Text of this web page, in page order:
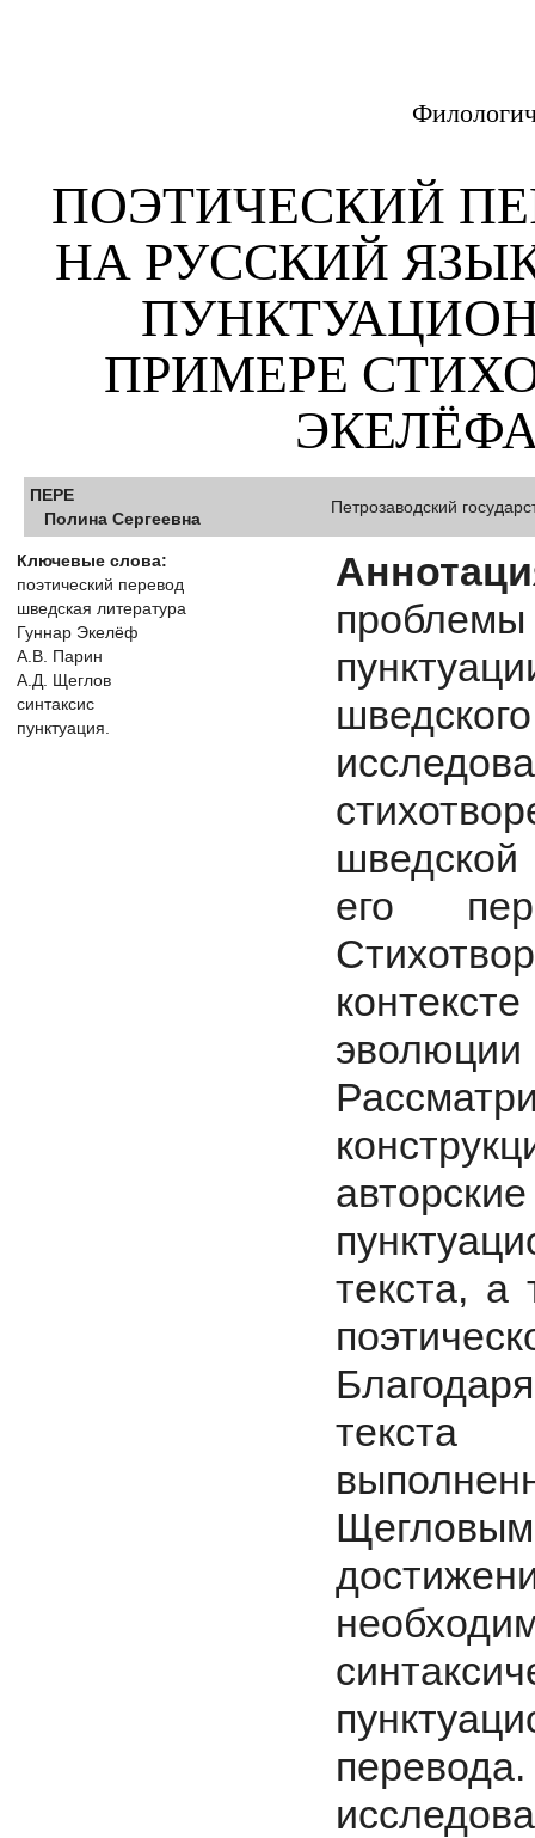
ПОЭТИЧЕСКИЙ
НА РУССКИЙ
ПРИМЕРЕ
ПЕРЕ
Полина Сергеевна
Петрозаводский
Ключевые слова:
поэтический перевод
шведская литература
Гуннар Экелёф
А.В. Парин
А.Д. Щеглов
синтаксис
пунктуация.
проблемы
его
текста, а
текста